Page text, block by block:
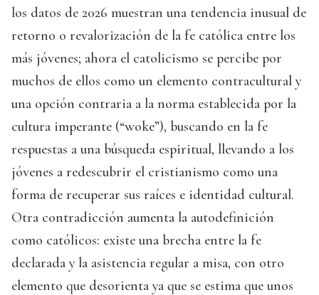
los datos de 2026 muestran una tendencia inusual de
retorno o revalorización de la fe católica entre los
más jóvenes; ahora el catolicismo se percibe por
muchos de ellos como un elemento contracultural y
una opción contraria a la norma establecida por la
cultura imperante (“woke”), buscando en la fe
respuestas a una búsqueda espiritual, llevando a los
jóvenes a redescubrir el cristianismo como una
forma de recuperar sus raíces e identidad cultural.
Otra contradicción aumenta la autodefinición
como católicos: existe una brecha entre la fe
declarada y la asistencia regular a misa, con otro
elemento que desorienta ya que se estima que unos